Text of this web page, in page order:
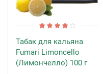
Табак для кальяна
Fumari Limoncello
(Лимончелло) 100 г